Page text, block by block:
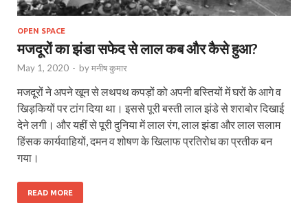
OPEN SPACE
मजदूरों का झंडा सफेद से लाल कब और कैसे हुआ?
May 1, 2020 - byमनीष कुमार
मजदूरों ने अपने खून से लथपथ कपड़ों को अपनी बस्तियों में घरों के आगे व
खिड़कियों पर टांग दिया था। इससे पूरी बस्ती लाल झंडे से शराबोर दिखाई
देने लगी। और यहीं से पूरी दुनिया में लाल रंग, लाल झंडा और लाल सलाम
हिंसक कार्यवाहियों, दमन व शोषण के खिलाफ प्रतिरोध का प्रतीक बन
गया।
READ MORE